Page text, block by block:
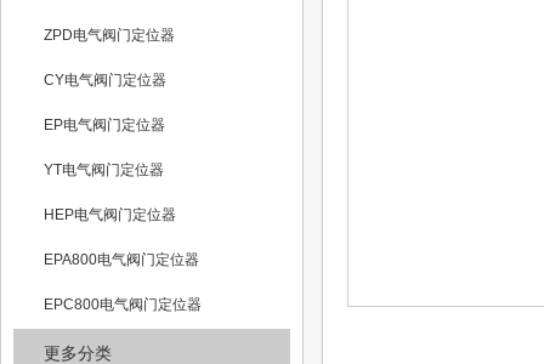
ZPD电气阀门定位器
CY电气阀门定位器
EP电气阀门定位器
YT电气阀门定位器
HEP电气阀门定位器
EPA800电气阀门定位器
EPC800电气阀门定位器
更多分类